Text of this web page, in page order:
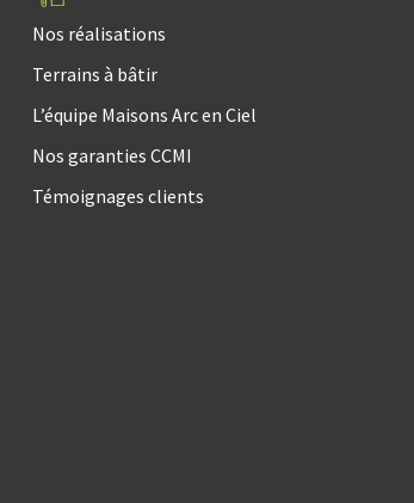
Nos réalisations
Terrains à bâtir
L’équipe Maisons Arc en Ciel
Nos garanties CCMI
Témoignages clients